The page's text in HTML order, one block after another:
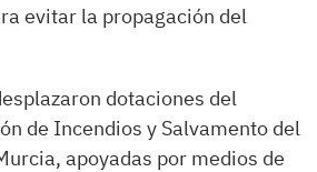
evitar la propagación del
dotaciones del
de Incendios y Salvamento del
apoyadas por medios de